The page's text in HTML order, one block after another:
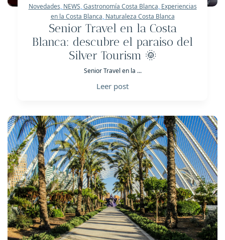
Novedades, NEWS,Gastronomía Costa Blanca, Experiencias
en la Costa Blanca, Naturaleza Costa Blanca
Senior Travel en la Costa
Blanca: descubre el paraiso del
Silver Tourism 🌞
Senior Travel en la ...
Leer post